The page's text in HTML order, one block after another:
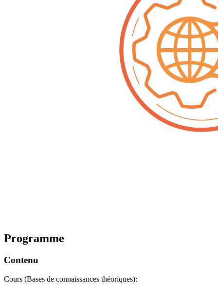
Programme
Contenu
Cours (Bases de connaissances théoriques):